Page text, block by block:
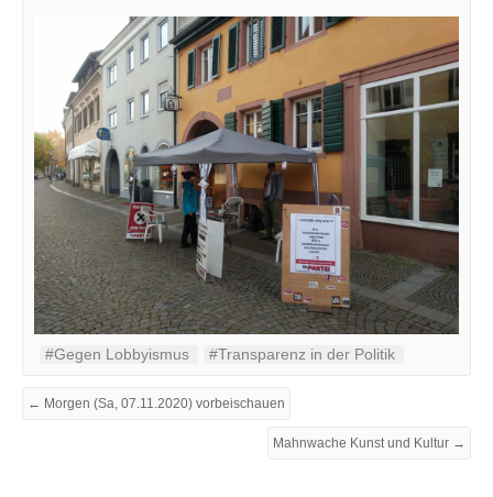
#Gegen Lobbyismus #Transparenz in der Politik
← Morgen (Sa, 07.11.2020) vorbeischauen
Mahnwache Kunst und Kultur →